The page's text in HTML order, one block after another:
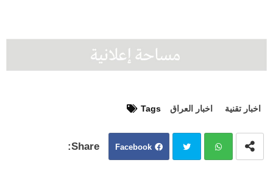
Tags اخبار العراق اخبار تقنية
Facebook